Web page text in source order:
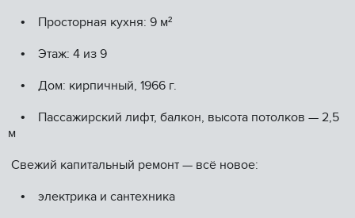
• Просторная кухня: 9 м²
• Этаж: 4 из 9
• Дом: кирпичный, 1966 г.
• Пассажирский лифт, балкон, высота потолков — 2,5
м
Свежий капитальный ремонт — всё новое:
• электрика и сантехника